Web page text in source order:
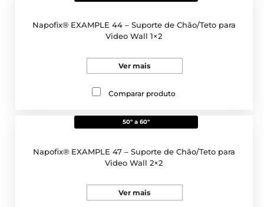
Napofix® EXAMPLE 44 – Suporte de Chão/Teto para
Video Wall 1×2
Ver mais
Comparar produto
50" a 60"
Napofix® EXAMPLE 47 – Suporte de Chão/Teto para
Video Wall 2×2
Ver mais